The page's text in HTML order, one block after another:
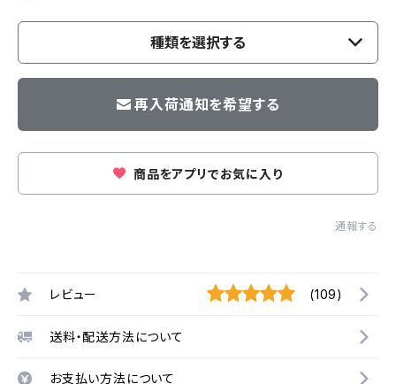
種類を選択する
再入荷通知を希望する
商品をアプリでお気に入り
通報する
レビュー (109)
送料・配送方法について
お支払い方法について